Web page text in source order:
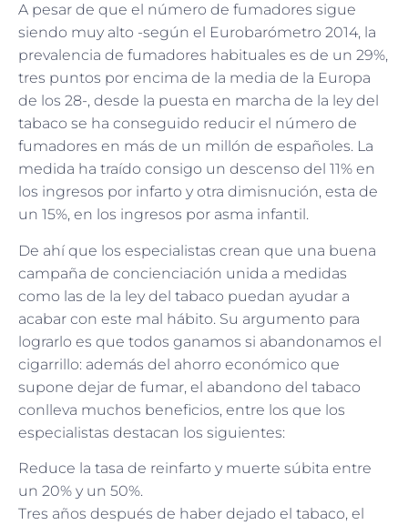
A pesar de que el número de fumadores sigue
siendo muy alto -según el Eurobarómetro 2014, la
prevalencia de fumadores habituales es de un 29%,
tres puntos por encima de la media de la Europa
de los 28-, desde la puesta en marcha de la ley del
tabaco se ha conseguido reducir el número de
fumadores en más de un millón de españoles. La
medida ha traído consigo un descenso del 11% en
los ingresos por infarto y otra dimisnución, esta de
un 15%, en los ingresos por asma infantil.
De ahí que los especialistas crean que una buena
campaña de concienciación unida a medidas
como las de la ley del tabaco puedan ayudar a
acabar con este mal hábito. Su argumento para
lograrlo es que todos ganamos si abandonamos el
cigarrillo: además del ahorro económico que
supone dejar de fumar, el abandono del tabaco
conlleva muchos beneficios, entre los que los
especialistas destacan los siguientes:
Reduce la tasa de reinfarto y muerte súbita entre
un 20% y un 50%.
Tres años después de haber dejado el tabaco, el